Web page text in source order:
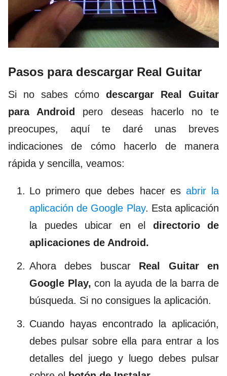
Pasos para descargar Real Guitar
Si no sabes cómo descargar Real Guitar
para Android
pero deseas hacerlo no te
preocupes, aquí te daré unas breves
indicaciones de cómo hacerlo de manera
rápida y sencilla, veamos:
Lo primero que debes hacer es abrir la
aplicación de Google Play. Esta aplicación
la puedes ubicar en el directorio de
aplicaciones de Android.
Ahora debes buscar Real Guitar
en
Google Play, con la ayuda de la barra de
búsqueda. Si no consigues la aplicación.
Cuando hayas encontrado la aplicación,
debes pulsar sobre ella para entrar a los
detalles del juego y luego debes pulsar